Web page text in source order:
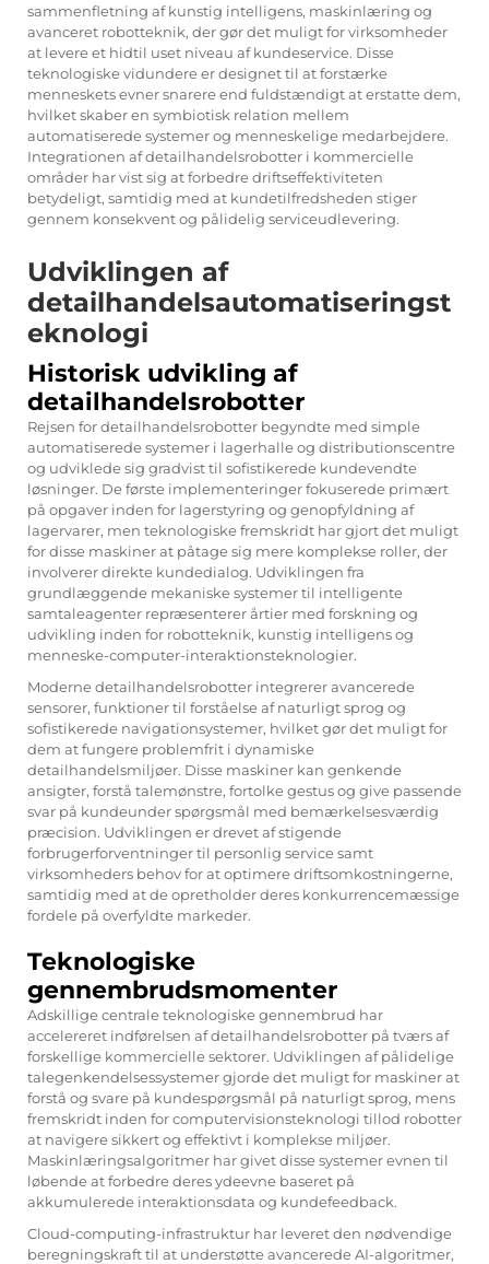
sammenfletning af kunstig intelligens, maskinlæring og
avanceret robotteknik, der gør det muligt for virksomheder
at levere et hidtil uset niveau af kundeservice. Disse
teknologiske vidundere er designet til at forstærke
menneskets evner snarere end fuldstændigt at erstatte dem,
hvilket skaber en symbiotisk relation mellem
automatiserede systemer og menneskelige medarbejdere.
Integrationen af detailhandelsrobotter i kommercielle
områder har vist sig at forbedre driftseffektiviteten
betydeligt, samtidig med at kundetilfredsheden stiger
gennem konsekvent og pålidelig serviceudlevering.
Udviklingen af
detailhandelsautomatiseringst
eknologi
Historisk udvikling af
detailhandelsrobotter
Rejsen for detailhandelsrobotter begyndte med simple
automatiserede systemer i lagerhalle og distributionscentre
og udviklede sig gradvist til sofistikerede kundevendte
løsninger. De første implementeringer fokuserede primært
på opgaver inden for lagerstyring og genopfyldning af
lagervarer, men teknologiske fremskridt har gjort det muligt
for disse maskiner at påtage sig mere komplekse roller, der
involverer direkte kundedialog. Udviklingen fra
grundlæggende mekaniske systemer til intelligente
samtaleagenter repræsenterer årtier med forskning og
udvikling inden for robotteknik, kunstig intelligens og
menneske-computer-interaktionsteknologier.
Moderne detailhandelsrobotter integrerer avancerede
sensorer, funktioner til forståelse af naturligt sprog og
sofistikerede navigationsystemer, hvilket gør det muligt for
dem at fungere problemfrit i dynamiske
detailhandelsmiljøer. Disse maskiner kan genkende
ansigter, forstå talemønstre, fortolke gestus og give passende
svar på kundeunder spørgsmål med bemærkelsesværdig
præcision. Udviklingen er drevet af stigende
forbrugerforventninger til personlig service samt
virksomheders behov for at optimere driftsomkostningerne,
samtidig med at de opretholder deres konkurrencemæssige
fordele på overfyldte markeder.
Teknologiske
gennembrudsmomenter
Adskillige centrale teknologiske gennembrud har
accelereret indførelsen af detailhandelsrobotter på tværs af
forskellige kommercielle sektorer. Udviklingen af pålidelige
talegenkendelsessystemer gjorde det muligt for maskiner at
forstå og svare på kundespørgsmål på naturligt sprog, mens
fremskridt inden for computervisionsteknologi tillod robotter
at navigere sikkert og effektivt i komplekse miljøer.
Maskinlæringsalgoritmer har givet disse systemer evnen til
løbende at forbedre deres ydeevne baseret på
akkumulerede interaktionsdata og kundefeedback.
Cloud-computing-infrastruktur har leveret den nødvendige
beregningskraft til at understøtte avancerede AI-algoritmer,